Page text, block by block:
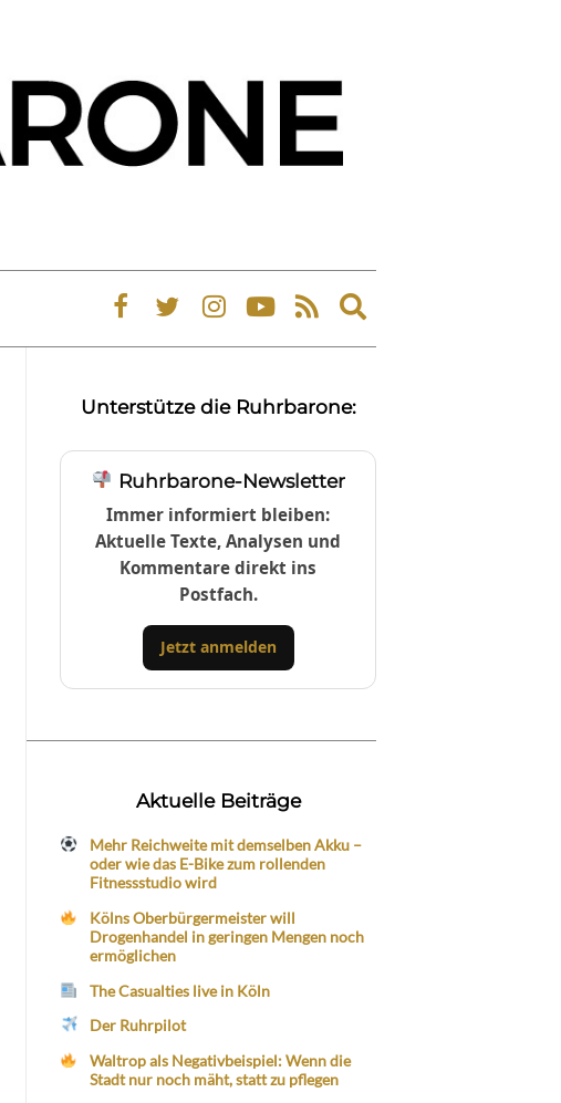
Expand
search
Unterstütze die Ruhrbarone:
Ruhrbarone-Newsletter
Immer informiert bleiben:
Aktuelle Texte, Analysen und
Kommentare direkt ins
Postfach.
Jetzt anmelden
Aktuelle Beiträge
Mehr Reichweite mit demselben Akku –
oder wie das E-Bike zum rollenden
Fitnessstudio wird
Kölns Oberbürgermeister will
Drogenhandel in geringen Mengen noch
ermöglichen
The Casualties live in Köln
Der Ruhrpilot
Waltrop als Negativbeispiel: Wenn die
Stadt nur noch mäht, statt zu pflegen